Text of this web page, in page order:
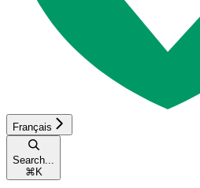
Français
Search...
⌘ K